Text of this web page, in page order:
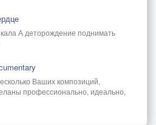
А деторождение поднимать
Ваших композиций,
профессионально, идеально,